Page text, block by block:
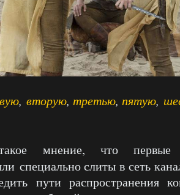
, вторую, третью, пятую,
мнение, что
специально слиты в сеть
пути распространения